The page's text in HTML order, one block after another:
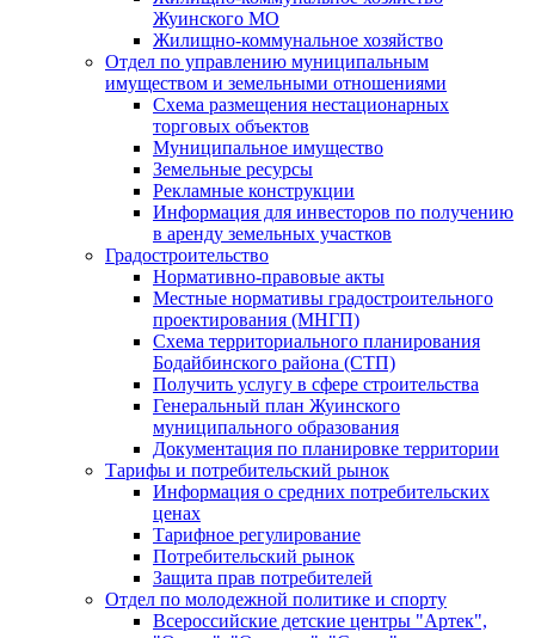
Жуинского МО
Жилищно-коммунальное хозяйство
Отдел по управлению муниципальным
имуществом и земельными отношениями
Схема размещения нестационарных
торговых объектов
Муниципальное имущество
Земельные ресурсы
Рекламные конструкции
Информация для инвесторов по получению
в аренду земельных участков
Градостроительство
Нормативно-правовые акты
Местные нормативы градостроительного
проектирования (МНГП)
Схема территориального планирования
Бодайбинского района (СТП)
Получить услугу в сфере строительства
Генеральный план Жуинского
муниципального образования
Документация по планировке территории
Тарифы и потребительский рынок
Информация о средних потребительских
ценах
Тарифное регулирование
Потребительский рынок
Защита прав потребителей
Отдел по молодежной политике и спорту
Всероссийские детские центры "Артек",